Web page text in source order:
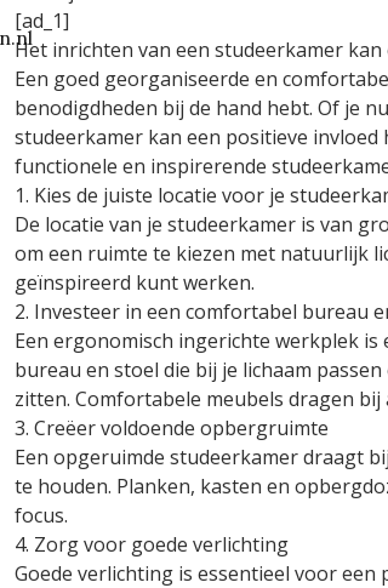
[ad_1]
Het inrichten van een studeerkamer
Een goed georganiseerde en
benodigdheden bij de hand hebt. Of je
studeerkamer kan een positieve
functionele en inspirerende
1. Kies de juiste locatie voor je
De locatie van je studeerkamer is van
om een ruimte te kiezen met natuurlijk
geïnspireerd kunt werken.
2. Investeer in een comfortabel bureau
Een ergonomisch ingerichte werkplek
bureau en stoel die bij je lichaam
zitten. Comfortabele meubels dragen
3. Creëer voldoende opbergruimte
Een opgeruimde studeerkamer draagt
te houden. Planken, kasten en
focus.
4. Zorg voor goede verlichting
Goede verlichting is essentieel voor